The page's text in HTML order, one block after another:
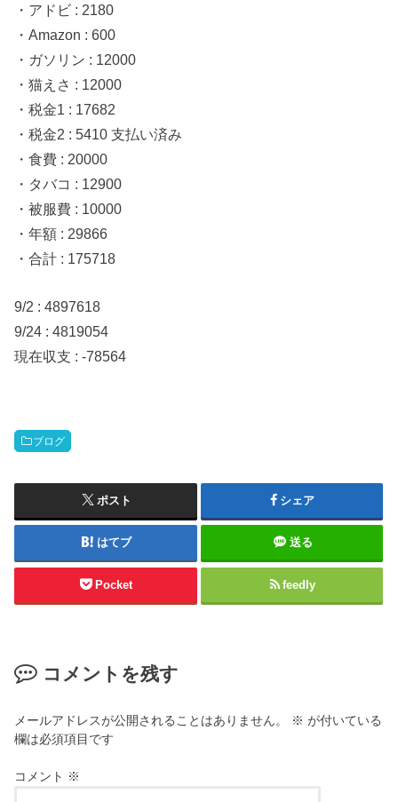
・アドビ : 2180
・Amazon : 600
・ガソリン : 12000
・猫えさ : 12000
・税金1 : 17682
・税金2 : 5410 支払い済み
・食費 : 20000
・タバコ : 12900
・被服費 : 10000
・年額 : 29866
・合計 : 175718
9/2 : 4897618
9/24 : 4819054
現在収支 : -78564
ブログ
ポスト シェア
はてブ 送る
Pocket feedly
コメントを残す
メールアドレスが公開されることはありません。 ※ が付いている
欄は必須項目です
コメント ※